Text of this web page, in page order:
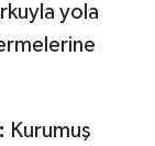
yola
Kurumuş